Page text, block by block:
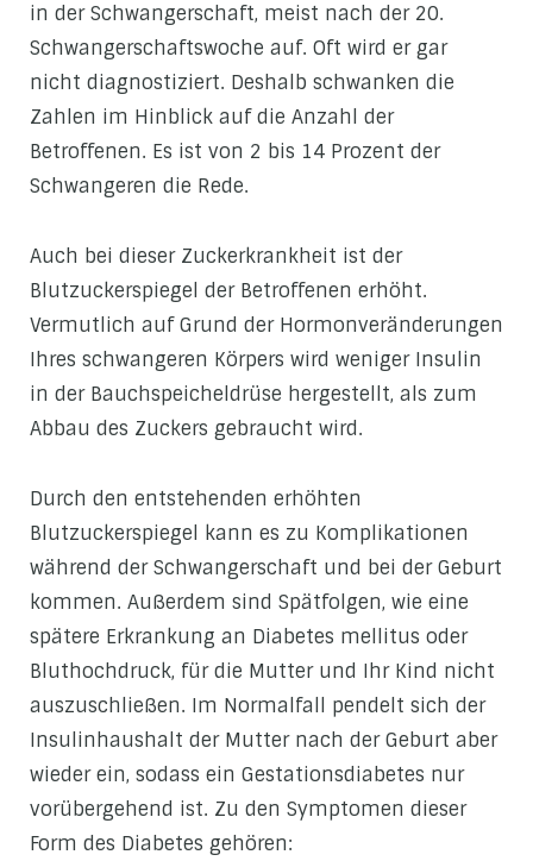
in der Schwangerschaft, meist nach der 20.
Schwangerschaftswoche auf. Oft wird er gar
nicht diagnostiziert. Deshalb schwanken die
Zahlen im Hinblick auf die Anzahl der
Betroffenen. Es ist von 2 bis 14 Prozent der
Schwangeren die Rede.
Auch bei dieser Zuckerkrankheit ist der
Blutzuckerspiegel der Betroffenen erhöht.
Vermutlich auf Grund der Hormonveränderungen
Ihres schwangeren Körpers wird weniger Insulin
in der Bauchspeicheldrüse hergestellt, als zum
Abbau des Zuckers gebraucht wird.
Durch den entstehenden erhöhten
Blutzuckerspiegel kann es zu Komplikationen
während der Schwangerschaft und bei der Geburt
kommen. Außerdem sind Spätfolgen, wie eine
spätere Erkrankung an Diabetes mellitus oder
Bluthochdruck, für die Mutter und Ihr Kind nicht
auszuschließen. Im Normalfall pendelt sich der
Insulinhaushalt der Mutter nach der Geburt aber
wieder ein, sodass ein Gestationsdiabetes nur
vorübergehend ist. Zu den Symptomen dieser
Form des Diabetes gehören: